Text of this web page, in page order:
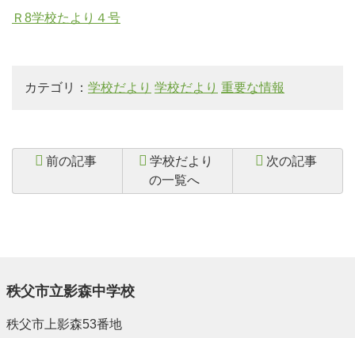
Ｒ8学校たより４号
カテゴリ： 学校だより 学校だより 重要な情報
前の記事
学校だより
の一覧へ
次の記事
秩父市立影森中学校
秩父市上影森53番地